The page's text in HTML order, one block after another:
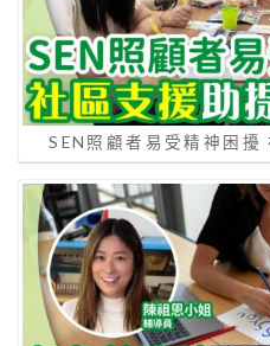
SEN照顧者易受精神困擾